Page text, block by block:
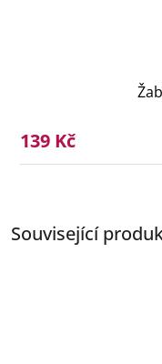
Související
139 Kč